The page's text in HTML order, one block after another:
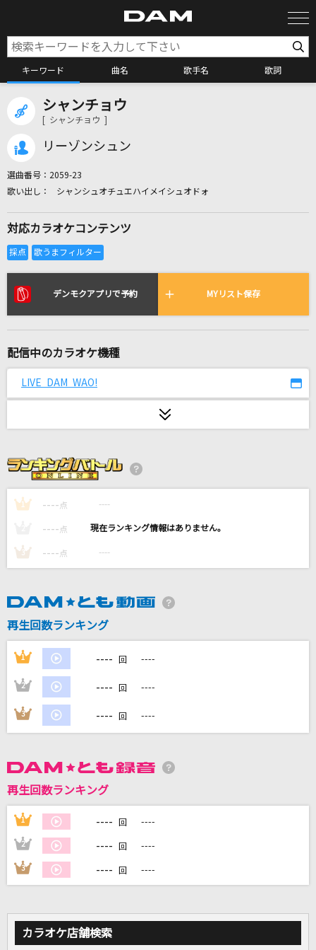
キーワード 曲名 歌手名 歌詞
カラオケ検索
リアルタイムで歌われている曲の一覧
[生音]ひまわりの約束
ブリキノダンス
どこまでも ～How Far I'll Go～
屋比久知奈
AAA(トリプル・エー)
Whiteberry
[生音]アカシア
BUMP OF CHICKEN
草原の奇跡
AKB48
supercell
君が好きだと叫びたい
BAAD
シャンチョウ
[ シャンチョウ ]
リーゾンシュン
選曲番号： 2059-23
シャンシュオチュエハイメイシュオドォ
対応カラオケコンテンツ
デンモクアプリで予約 MYリスト保存
配信中のカラオケ機種
LIVE DAM WAO!
1 ---- 点 ----
---- 点 ----
3 ---- 点 ----
再生回数ランキング
1 ---- 回 ----
2 ---- 回 ----
3 ---- 回 ----
再生回数ランキング
1 ---- 回 ----
2 ---- 回 ----
3 ---- 回 ----
カラオケ店舗検索